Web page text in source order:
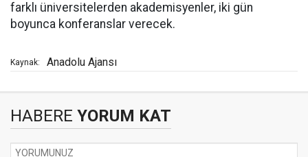
farklı üniversitelerden akademisyenler, iki gün
boyunca konferanslar verecek.
Kaynak: Anadolu Ajansı
HABERE YORUM KAT